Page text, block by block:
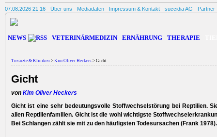
07.08.2026 21:16 - Über uns - Mediadaten - Impressum & Kontakt - succidia AG - Partner
NEWS VETERINÄRMEDIZIN ERNÄHRUNG THERAPIE
Tierärzte & Kliniken > Kim Oliver Heckers > Gicht
Gicht
von Kim Oliver Heckers
Gicht ist eine sehr bedeutungsvolle Stoffwechselstörung bei Reptilien.
allen Reptilienfamilien. Gicht ist die wohl wichtigste
Bei Schlangen zählt sie mit zu den häufigsten Todesursachen (Frank 1978).